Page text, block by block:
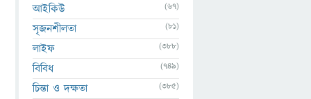
আইকিউ (67)
সৃজনশীলতা (81)
লাইফ (388)
বিবিধ (749)
চিন্তা ও দক্ষতা (385)